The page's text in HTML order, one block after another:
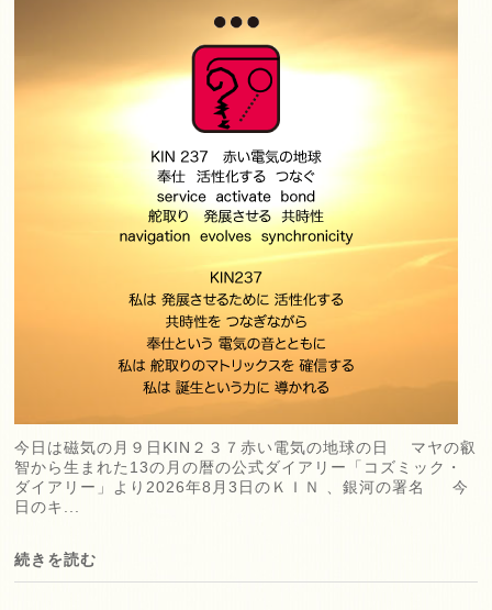
今日は磁気の月９日KIN２３７赤い電気の地球の日 マヤの叡
智から生まれた13の月の暦の公式ダイアリー「コズミック・
ダイアリー」より2026年8月3日のＫＩＮ 、銀河の署名 今
日のキ...
続きを読む